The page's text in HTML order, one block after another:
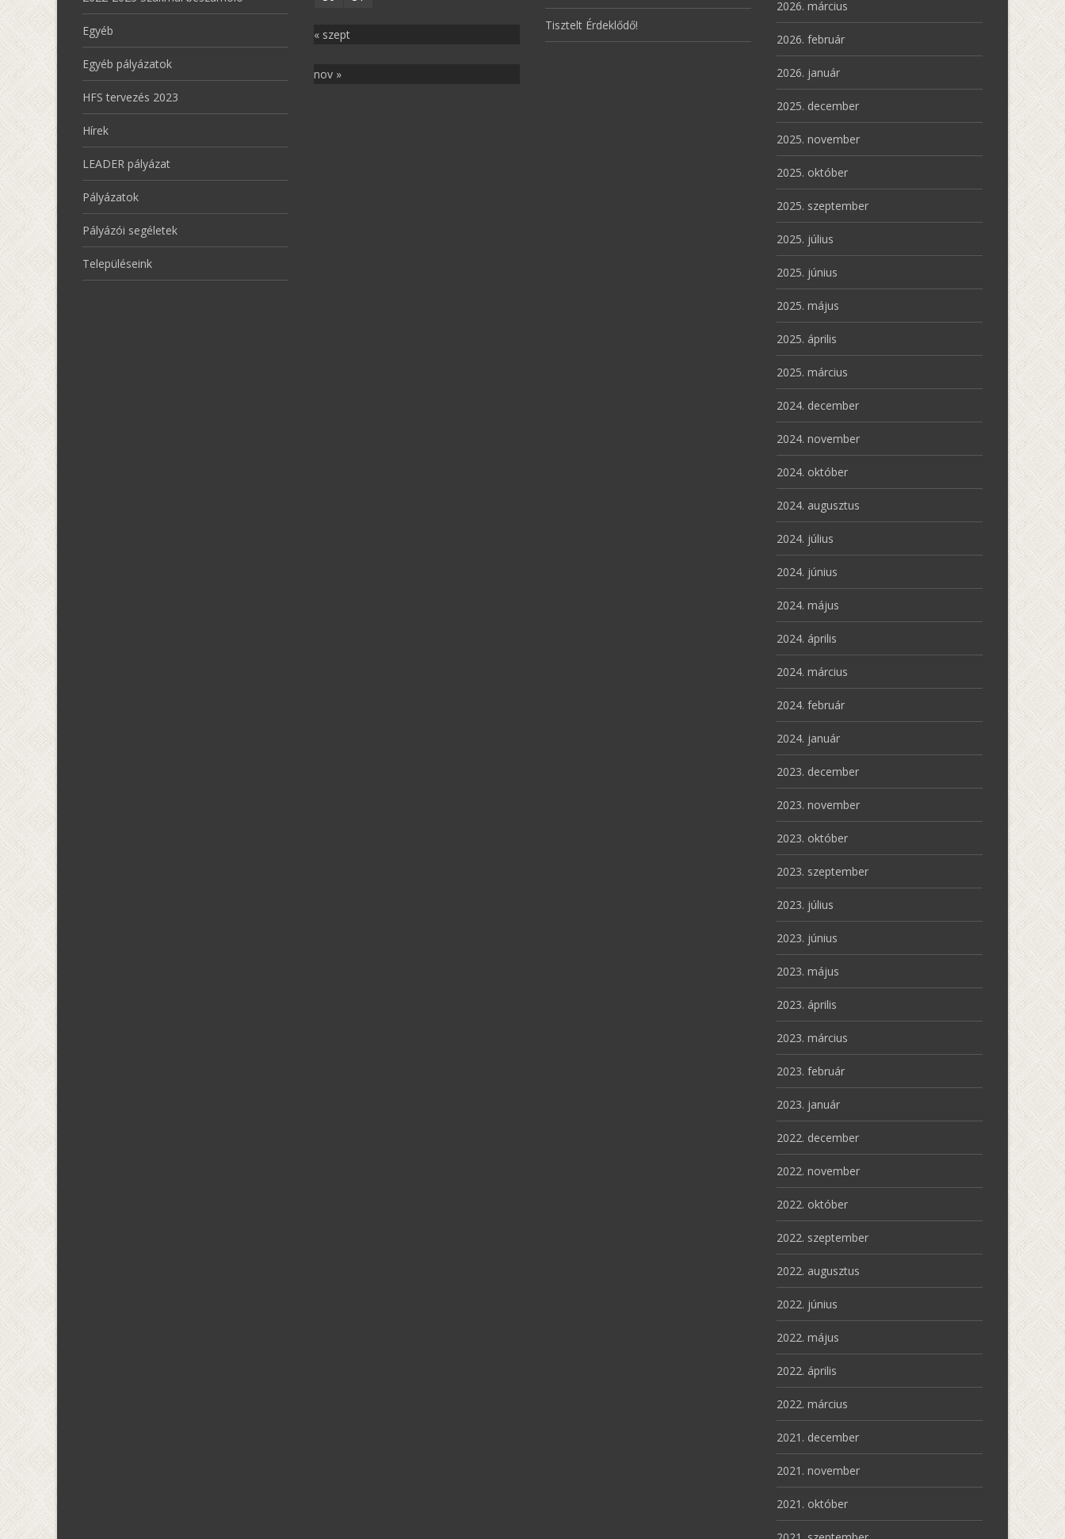
2026. március
2026. február
2026. január
2025. december
2025. november
2025. október
2025. szeptember
2025. július
2025. június
2025. május
2025. április
2025. március
2024. december
2024. november
2024. október
2024. augusztus
2024. július
2024. június
2024. május
2024. április
2024. március
2024. február
2024. január
2023. december
2023. november
2023. október
2023. szeptember
2023. július
2023. június
2023. május
2023. április
2023. március
2023. február
2023. január
2022. december
2022. november
2022. október
2022. szeptember
2022. augusztus
2022. június
2022. május
2022. április
2022. március
2021. december
2021. november
2021. október
« szept
nov »
Tisztelt Érdeklődő!
Egyéb
Egyéb pályázatok
HFS tervezés 2023
Hírek
LEADER pályázat
Pályázatok
Pályázói segéletek
Településeink